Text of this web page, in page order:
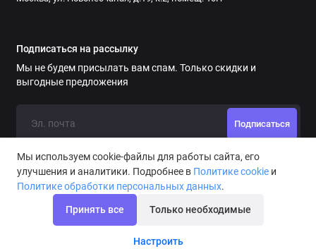
Подписаться на рассылку
Мы не будем присылать вам спам. Только скидки и
выгодные предложения
Подписаться
Мы используем cookie-файлы для работы сайта, его
улучшения и аналитики. Подробнее в Политике cookie и
Политике обработки персональных данных.
Принять все Только необходимые
Настроить